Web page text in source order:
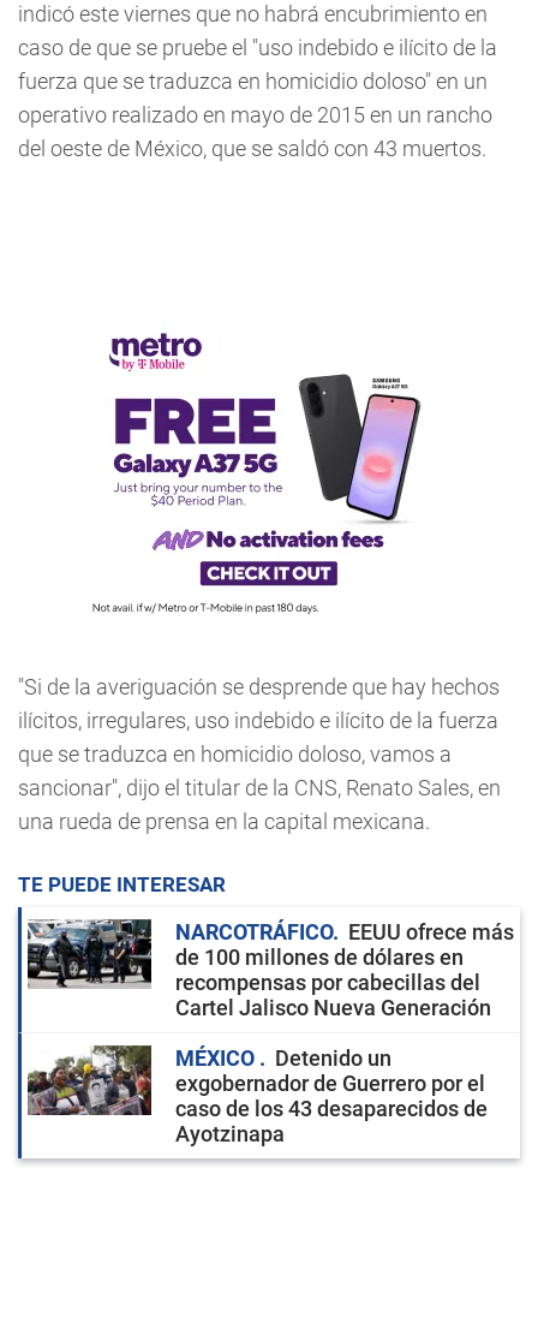
indicó este viernes que no habrá encubrimiento en
caso de que se pruebe el "uso indebido e ilícito de la
fuerza que se traduzca en homicidio doloso" en un
operativo realizado en mayo de 2015 en un rancho
del oeste de México, que se saldó con 43 muertos.
"Si de la averiguación se desprende que hay hechos
ilícitos, irregulares, uso indebido e ilícito de la fuerza
que se traduzca en homicidio doloso, vamos a
sancionar", dijo el titular de la CNS, Renato Sales, en
una rueda de prensa en la capital mexicana.
TE PUEDE INTERESAR
NARCOTRÁFICO
EEUU ofrece más
de 100 millones de dólares en
recompensas por cabecillas del
Cartel Jalisco Nueva Generación
MÉXICO
Detenido un
exgobernador de Guerrero por el
caso de los 43 desaparecidos de
Ayotzinapa